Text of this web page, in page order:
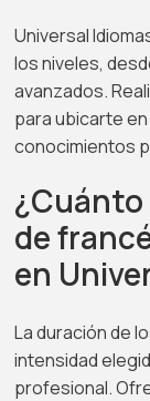
Universal
los niveles,
avanzados.
para ubicarte
conocimientos
de
en
La duración de
intensidad
profesional.